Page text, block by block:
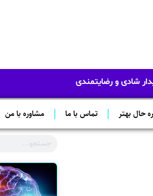
شادی و رضایتمندی
حال بهتر تماس با ما مشاوره با من